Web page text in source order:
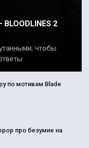
BLOODLINES 2
чтобы
по мотивам Blade
про безумие на